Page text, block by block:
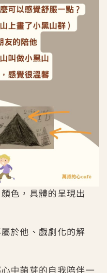
色，具體的呈現出
於他、戲劇化的解
中萌芽的自我陪伴一